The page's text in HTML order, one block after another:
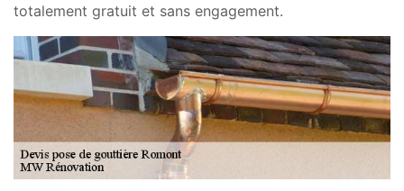
totalement gratuit et sans engagement.